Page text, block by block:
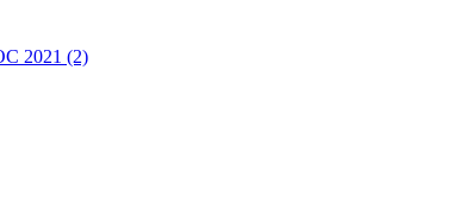
2021 (2)